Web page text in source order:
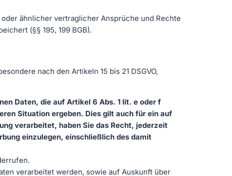
ähnlicher vertraglicher Ansprüche und Rechte
(§§ 195, 199 BGB).
nach den Artikeln 15 bis 21 DSGVO,
Daten, die auf Artikel 6 Abs. 1 lit. e oder f
Situation ergeben. Dies gilt auch für ein auf
verarbeitet, haben Sie das Recht, jederzeit
einzulegen, einschließlich des damit
verarbeitet werden, sowie auf Auskunft über